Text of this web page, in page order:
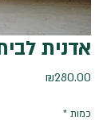
אדנית
₪280.00
כמות *